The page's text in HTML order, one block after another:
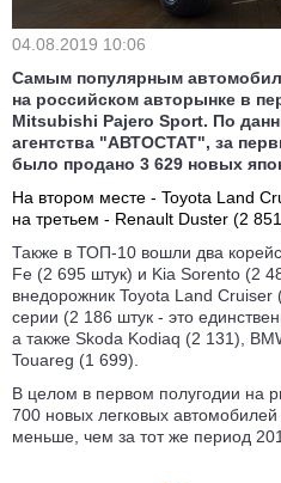
04.08.2019 10:06
Самым популярным
на российском авторынке в
Mitsubishi Pajero Sport. По
агентства "АВТОСТАТ", за
было продано 3 629 новых
На втором месте - Toyota Land
на третьем - Renault Duster (2
Также в ТОП-10 вошли два
Fe (2 695 штук) и Kia Sorento (2
внедорожник Toyota Land
серии (2 186 штук - это
а также Skoda Kodiaq (2 131),
Touareg (1 699).
В целом в первом полугодии на
700 новых легковых
меньше, чем за тот же период